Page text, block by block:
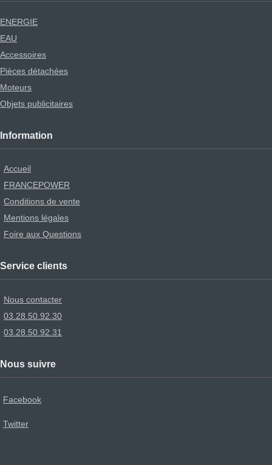
ENERGIE
EAU
Accessoires
Pièces détachées
Moteurs
Objets publicitaires
Information
Accueil
FRANCEPOWER
Conditions de vente
Mentions légales
Foire aux Questions
Service clients
Nous contacter
03.28.50.92.30
03.28.50.92.31
Nous suivre
Facebook
Twitter